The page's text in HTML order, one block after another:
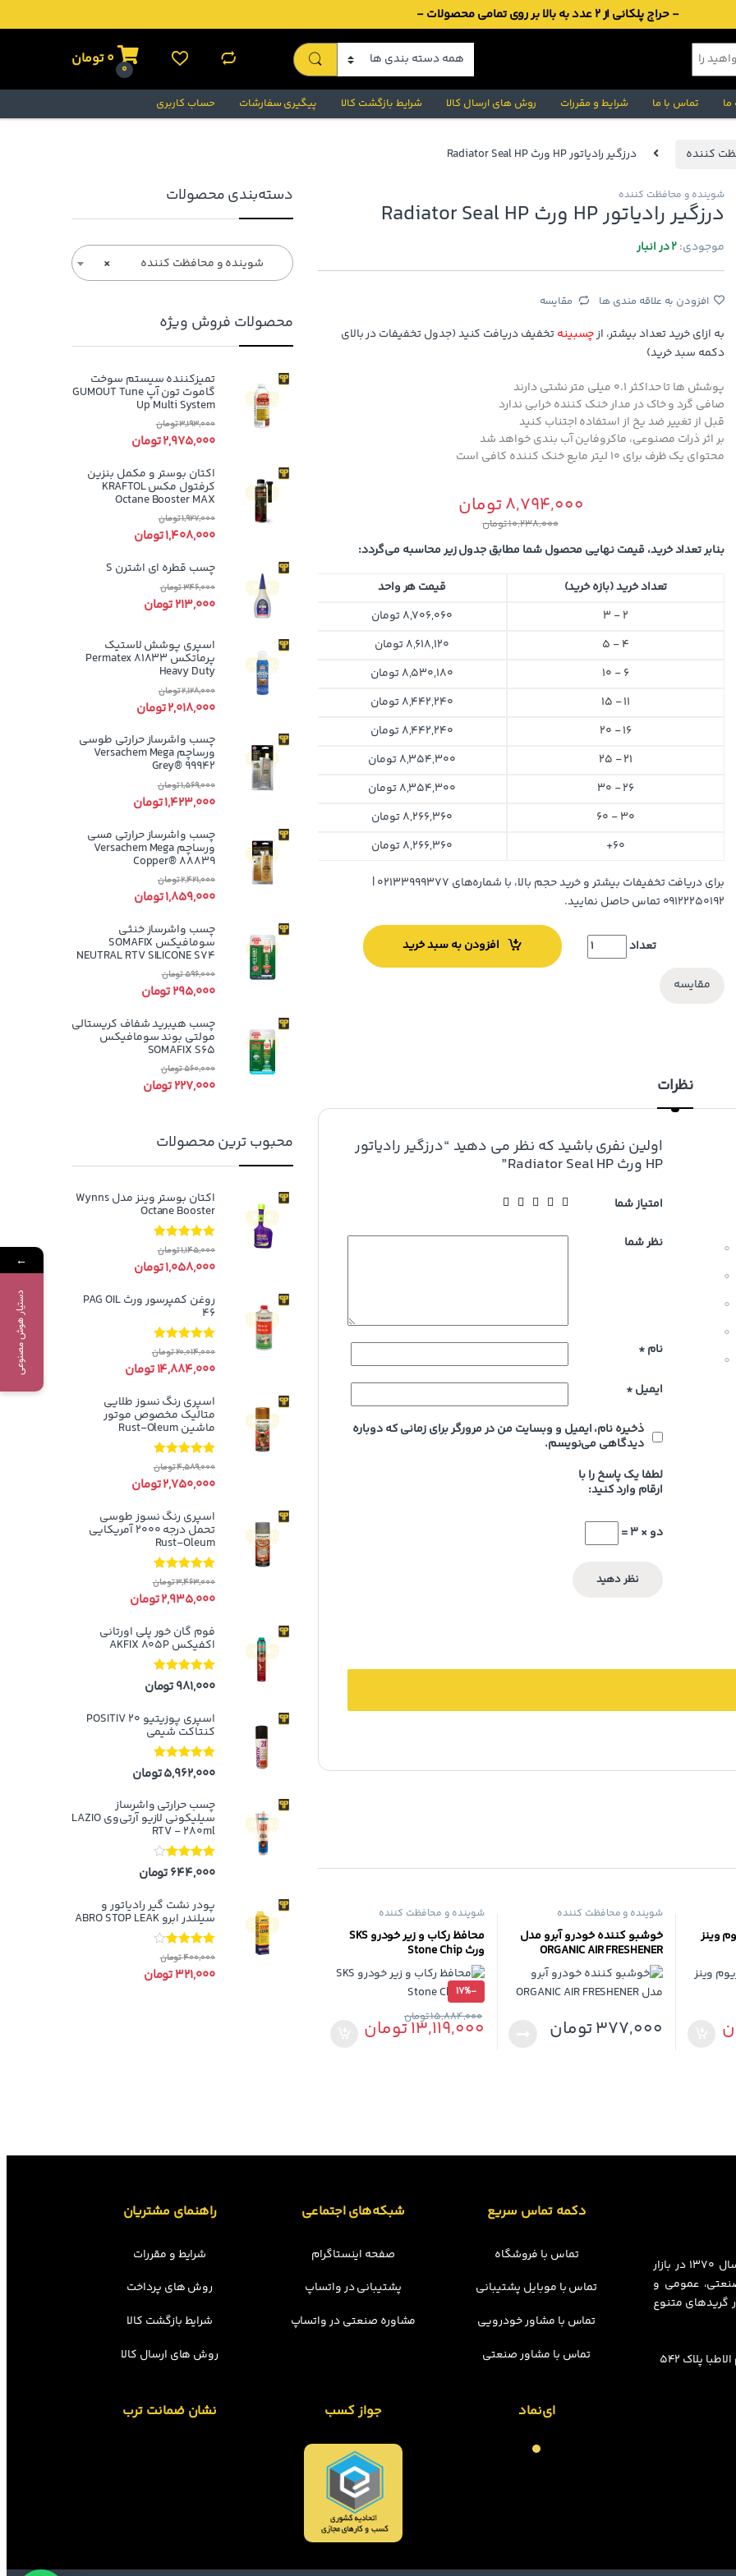
- حراج پلکانی از 2 عدد به بالا بر روی تمامی محصولات -
0
0تومان
ما تماس با ما شرایط و مقررات روش های ارسال کالا شرایط بازگشت کالا پیگیری سفارشات حساب کاربری
کننده درزگیر رادیاتور HP ورث Radiator Seal HP
شوینده و محافظت کننده
درزگیر رادیاتور HP ورث Radiator Seal HP
موجودی:2 در انبار
افزودن به علاقه مندی ها مقایسه
به ازای خرید تعداد بیشتر، ازچسبینهتخفیف دریافت کنید (جدول تخفیفات در بالای
دکمه سبد خرید)
پوشش ها تا حداکثر 0.1 میلی متر نشتی دارند
صافی گرد و خاک در مدار خنک کننده خرابی ندارد
قبل از تغییر ضد یخ از استفاده اجتناب کنید
بر اثر ذرات مصنوعی، ماکروفاین آب بندی خواهد شد
محتوای یک ظرف برای 10 لیتر مایع خنک کننده کافی است
8,794,000تومان
10,238,000تومان
بنابر تعداد خرید، قیمت نهایی محصول شما مطابق جدول زیر محاسبه می‌گردد:
تعداد خرید (بازه خرید)
قیمت هر واحد
2 - 3
8,706,060تومان
4 - 5
8,618,120تومان
6 - 10
8,530,180تومان
11 - 15
8,442,240تومان
16 - 20
8,442,240تومان
21 - 25
8,354,300تومان
26 - 30
8,354,300تومان
30 - 60
8,266,360تومان
60+
8,266,360تومان
برای دریافت تخفیفات بیشتر و خرید حجم بالا، با شماره‌های ۰۲۱۳۳۹۹۹۳۷۷ |
۰۹۱۲۲۲۵۰۱۹۲ تماس حاصل نمایید.
تعداد افزودن به سبد خرید
مقایسه
نظرات
0
0
0
0
0
اولین نفری باشید که نظر می دهید “درزگیر رادیاتور
HP ورث Radiator Seal HP”
امتیاز شما
نظر شما
نام*
ایمیل*
ذخیره نام، ایمیل و وبسایت من در مرورگر برای زمانی که دوباره
دیدگاهی می‌نویسم.
لطفا یک پاسخ را با
ارقام وارد کنید:
دو × 3 =
وینز
شوینده و محافظت کننده
خوشبو کننده خودرو آبرو مدل
ORGANIC AIR FRESHENER
377,000تومان
شوینده و محافظت کننده
محافظ رکاب و زیر خودرو SKS
ورث Stone Chip
-
17%
13,119,000تومان 15,884,000تومان
دسته‌بندی محصولات
× شوینده و محافظت کننده
محصولات فروش ویژه
تمیزکننده سیستم سوخت
گاموت تون آپ GUMOUT Tune
Up Multi System
2,975,000تومان
3,193,000تومان
اکتان بوستر و مکمل بنزین
کرفتول مکس KRAFTOL
Octane Booster MAX
1,408,000تومان
1,927,000تومان
چسب قطره ای اشترن S
213,000تومان
346,000تومان
اسپری پوشش لاستیک
پرماتکس Permatex 81833
Heavy Duty
2,018,000تومان
2,128,000تومان
چسب واشرساز حرارتی طوسی
ورساچم Versachem Mega
Grey® 99942
1,423,000تومان
1,569,000تومان
چسب واشرساز حرارتی مسی
ورساچم Versachem Mega
Copper® 88839
1,859,000تومان
2,421,000تومان
چسب واشرساز خنثی
سومافیکس SOMAFIX
NEUTRAL RTV SILICONE S74
295,000تومان
596,000تومان
چسب هیبرید شفاف کریستالی
مولتی بوند سومافیکس
SOMAFIX S65
227,000تومان
560,000تومان
محبوب ترین محصولات
اکتان بوستر وینز مدل Wynns
Octane Booster
نمره5.00از
1,058,000تومان
1,145,000تومان
روغن کمپرسور ورث PAG OIL
46
نمره5.00از
14,884,000تومان
20,014,000تومان
اسپری رنگ نسوز طلایی
متالیک مخصوص موتور
ماشین Rust-Oleum
نمره5.00از
2,750,000تومان
4,589,000تومان
اسپری رنگ نسوز طوسی
تحمل درجه ۲۰۰۰ آمریکایی
Rust-Oleum
نمره5.00از
2,935,000تومان
3,463,000تومان
فوم گان خور پلی اورتانی
اکفیکس AKFIX 805P
نمره 5.00از
5
981,000تومان
اسپری پوزیتیو 20 POSITIV
کنتاکت شیمی
نمره5.00از
5
5,962,000تومان
چسب حرارتی واشرساز
سیلیکونی لازیو آر‌تی‌وی LAZIO
RTV - 280ml
نمره4.00
644,000تومان
پودر نشت گیر رادیاتور و
سیلندر ابرو ABRO STOP LEAK
نمره4.00
321,000تومان
400,000تومان
مجموعه چسبینه فعالیت خود را در قالب فروشگاه فیزیکی از سال ۱۳۷۰ در بازار
عمومی و
متنوع
پلاک 542
دکمه تماس سریع
تماس با فروشگاه
تماس با موبایل پشتیبانی
تماس با مشاور خودرویی
تماس با مشاور صنعتی
شبکه‌های اجتماعی
صفحه اینستاگرام
پشتیبانی در واتساپ
مشاوره صنعتی در واتساپ
راهنمای مشتریان
شرایط و مقررات
روش های پرداخت
شرایط بازگشت کالا
روش های ارسال کالا
ای‌نماد جواز کسب نشان ضمانت ترب
←
دستیار هوش مصنوعی